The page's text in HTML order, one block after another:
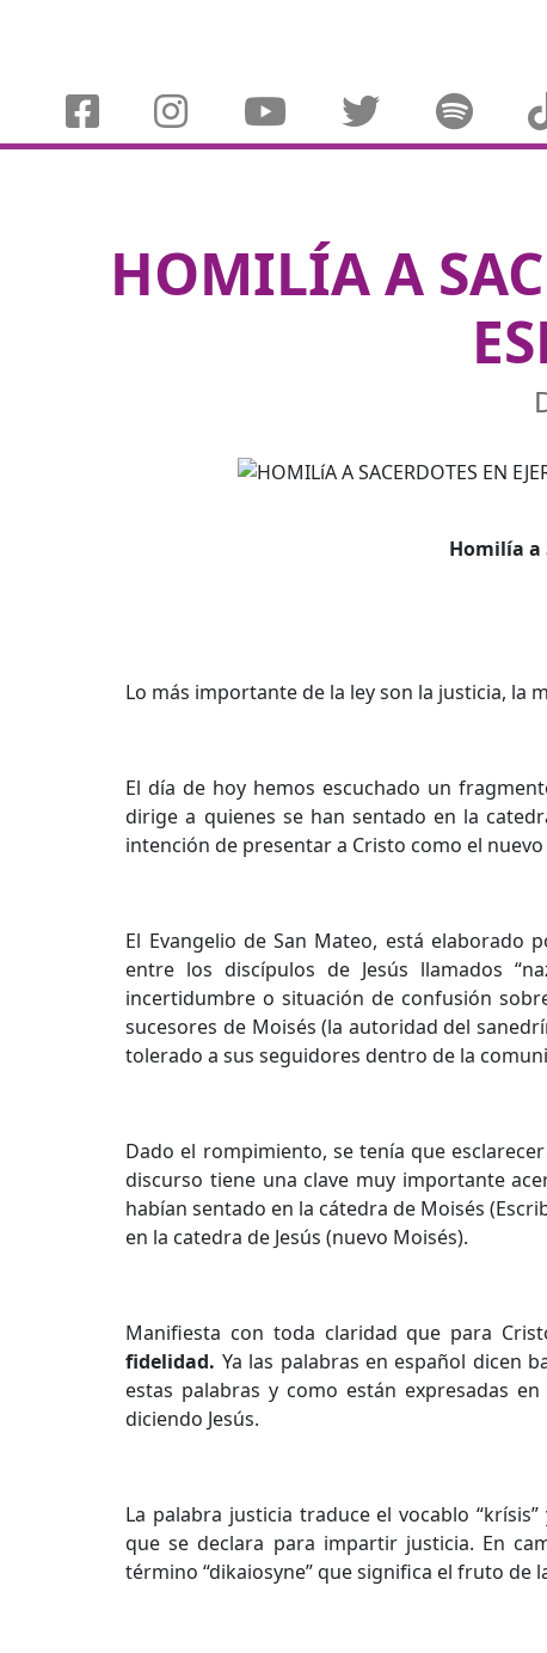
HOMILÍA A
Homilía a
Lo más importante de la ley son la justicia, la
El día de hoy hemos escuchado un
dirige a quienes se han sentado en la
intención de presentar a Cristo como el nuevo
El Evangelio de San Mateo, está
entre los discípulos de Jesús llamados
incertidumbre o situación de confusión
sucesores de Moisés (la autoridad del
tolerado a sus seguidores dentro de la
Dado el rompimiento, se tenía que
discurso tiene una clave muy importante
habían sentado en la cátedra de Moisés
en la catedra de Jesús (nuevo Moisés).
Manifiesta con toda claridad que para
fidelidad. Ya las palabras en español dicen
estas palabras y como están expresadas
diciendo Jesús.
La palabra justicia traduce el vocablo
que se declara para impartir justicia. En
término “dikaiosyne” que significa el fruto de